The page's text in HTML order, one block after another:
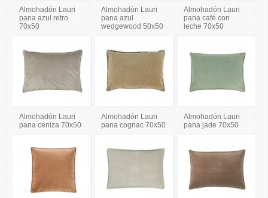
Almohadón Lauri
pana azul retro
70x50
Almohadón Lauri
pana azul
wedgewood 50x50
Almohadón Lauri
pana café con
leche 70x50
Almohadón Lauri
pana ceniza 70x50
Almohadón Lauri
pana cognac 70x50
Almohadón Lauri
pana jade 70x50